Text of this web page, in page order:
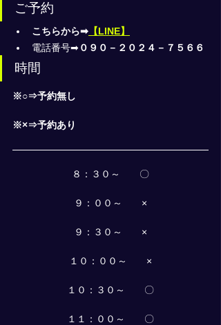
ご予約
こちらから➡ 【LINE】
電話番号➡０９０－２０２４－７５６６
時間
※○⇒予約無し
※×⇒予約あり
８：３０～　　〇
９：００～　　×
９：３０～　　×
１０：００～　　×
１０：３０～　　〇
１１：００～　　〇